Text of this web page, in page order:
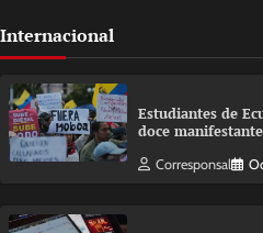
Internacional
Estudiantes de
doce
Corresponsal